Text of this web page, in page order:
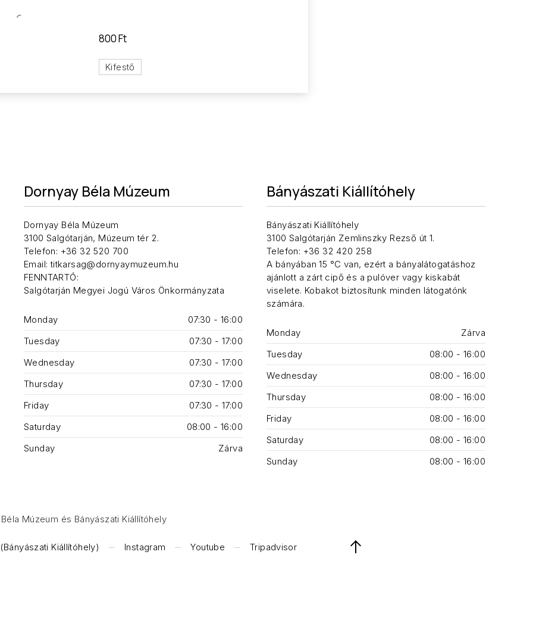
800 Ft
Kifestő
Dornyay Béla Múzeum
Dornyay Béla Múzeum
3100 Salgótarján, Múzeum tér 2.
Telefon: +36 32 520 700
Email: titkarsag@dornyaymuzeum.hu
FENNTARTÓ:
Salgótarján Megyei Jogú Város Önkormányzata
Monday
07:30 - 16:00
Tuesday
07:30 - 17:00
Wednesday
07:30 - 17:00
Thursday
07:30 - 17:00
Friday
07:30 - 17:00
Saturday
08:00 - 16:00
Sunday
Zárva
Bányászati Kiállítóhely
Bányászati Kiállítóhely
3100 Salgótarján Zemlinszky Rezső út 1.
Telefon: +36 32 420 258
A bányában 15 °C van, ezért a bányalátogatáshoz
ajánlott a zárt cipő és a pulóver vagy kiskabát
viselete. Kobakot biztosítunk minden látogatónk
számára.
Monday
Zárva
Tuesday
08:00 - 16:00
Wednesday
08:00 - 16:00
Thursday
08:00 - 16:00
Friday
08:00 - 16:00
Saturday
08:00 - 16:00
Sunday
08:00 - 16:00
Múzeum és Bányászati Kiállítóhely
Kiállítóhely) Instagram Youtube
Tripadvisor